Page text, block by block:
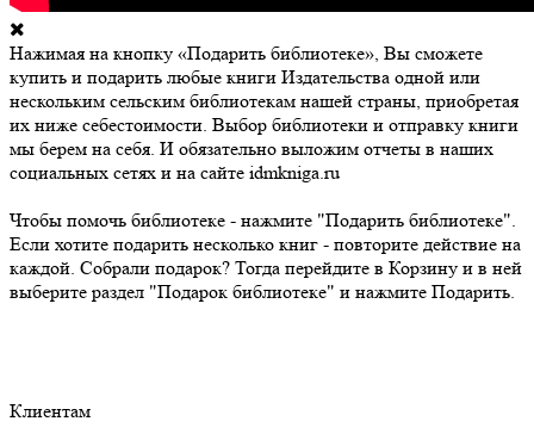
Нажимая на кнопку «Подарить библиотеке», Вы сможете
купить и подарить любые книги Издательства одной или
нескольким сельским библиотекам нашей страны, приобретая
их ниже себестоимости. Выбор библиотеки и отправку книги
мы берем на себя. И обязательно выложим отчеты в наших
социальных сетях и на сайте idmkniga.ru
Чтобы помочь библиотеке - нажмите "Подарить библиотеке".
Если хотите подарить несколько книг - повторите действие на
каждой. Собрали подарок? Тогда перейдите в Корзину и в ней
выберите раздел "Подарок библиотеке" и нажмите Подарить.
Клиентам